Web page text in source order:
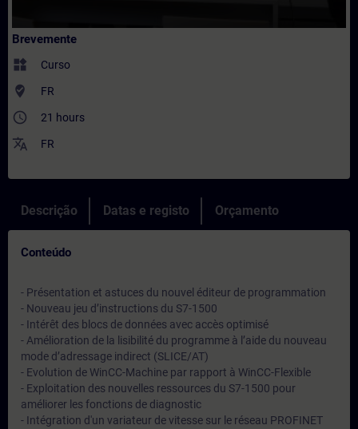
Brevemente
widgets Curso
where_to_vote FR
access_time 21 hours
translate FR
Descrição Datas e registo Orçamento
Conteúdo
- Présentation et astuces du nouvel éditeur de programmation
- Nouveau jeu d’instructions du S7-1500
- Intérêt des blocs de données avec accès optimisé
- Amélioration de la lisibilité du programme à l’aide du nouveau
mode d’adressage indirect (SLICE/AT)
- Evolution de WinCC-Machine par rapport à WinCC-Flexible
- Exploitation des nouvelles ressources du S7-1500 pour
améliorer les fonctions de diagnostic
- Intégration d'un variateur de vitesse sur le réseau PROFINET